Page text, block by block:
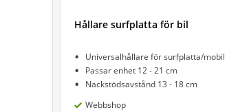
Hållare surfplatta för bil
Universalhållare för surfplatta/mobil
Passar enhet 12 - 21 cm
Nackstödsavstånd 13 - 18 cm
Webbshop